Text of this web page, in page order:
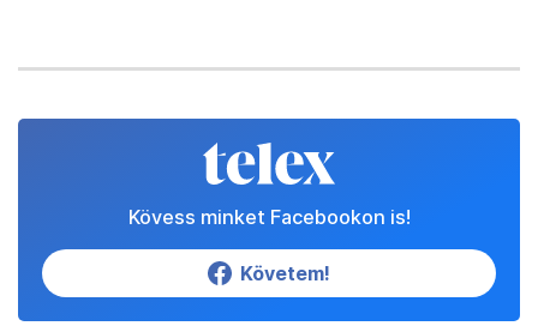
Kövess minket Facebookon is!
Követem!